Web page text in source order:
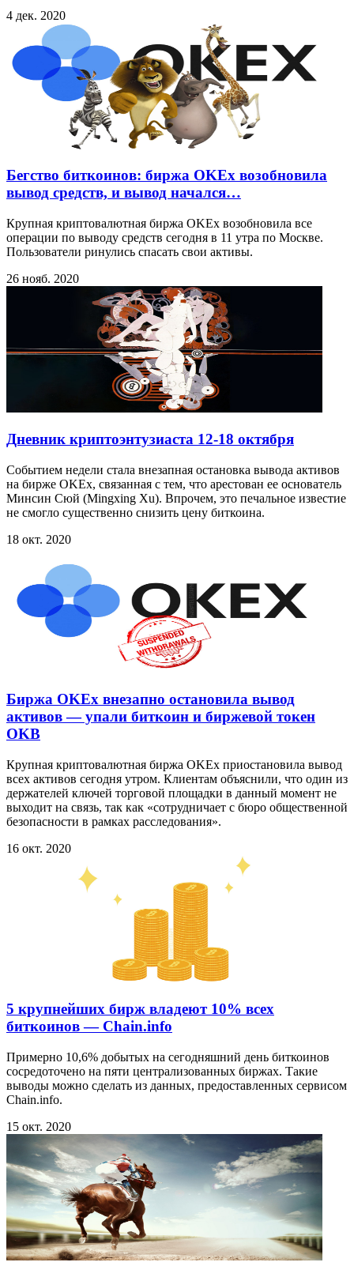
4 дек. 2020
Бегство биткоинов: биржа OKEx возобновила
вывод средств, и вывод начался…
Крупная криптовалютная биржа OKEx возобновила все
операции по выводу средств сегодня в 11 утра по Москве.
Пользователи ринулись спасать свои активы.
26 нояб. 2020
Дневник криптоэнтузиаста 12‑18 октября
Событием недели стала внезапная остановка вывода активов
на бирже OKEx, связанная с тем, что арестован ее основатель
Минсин Сюй (Mingxing Xu). Впрочем, это печальное известие
не смогло существенно снизить цену биткоина.
18 окт. 2020
Биржа OKEx внезапно остановила вывод
активов — упали биткоин и биржевой токен
OKB
Крупная криптовалютная биржа OKEx приостановила вывод
всех активов сегодня утром. Клиентам объяснили, что один из
держателей ключей торговой площадки в данный момент не
выходит на связь, так как «сотрудничает с бюро общественной
безопасности в рамках расследования».
16 окт. 2020
5 крупнейших бирж владеют 10% всех
биткоинов — Chain.info
Примерно 10,6% добытых на сегодняшний день биткоинов
сосредоточено на пяти централизованных биржах. Такие
выводы можно сделать из данных, предоставленных сервисом
Chain.info.
15 окт. 2020